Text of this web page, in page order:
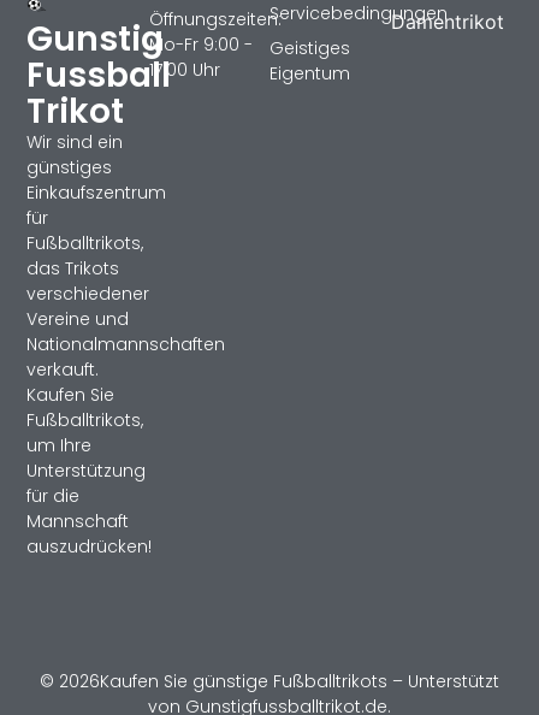
Gunstig
Fussball
Trikot
Wir sind ein
günstiges
Einkaufszentrum
für
Fußballtrikots,
das Trikots
verschiedener
Vereine und
Nationalmannschaften
verkauft.
Kaufen Sie
Fußballtrikots,
um Ihre
Unterstützung
für die
Mannschaft
auszudrücken!
Damentrikot
Servicebedingungen
Geistiges
Eigentum
Öffnungszeiten:
Mo-Fr 9:00 -
17:00 Uhr
© 2026Kaufen Sie günstige Fußballtrikots – Unterstützt
von Gunstigfussballtrikot.de.